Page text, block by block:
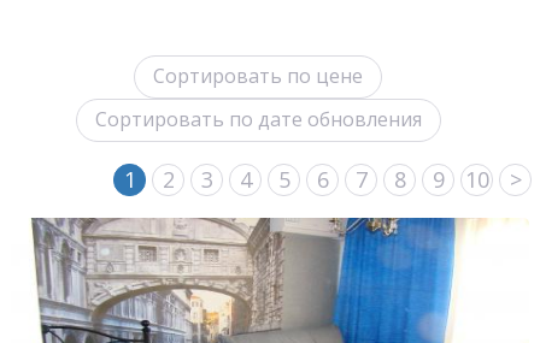
Сортировать по цене
Сортировать по дате обновления
1 2 3 4 5 6 7 8 9 10 >